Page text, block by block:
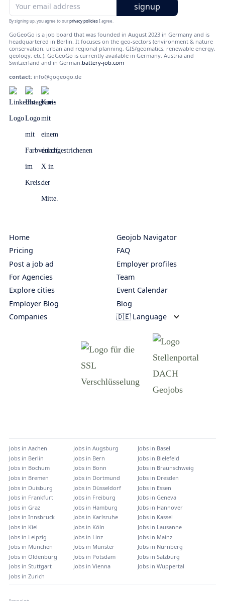
By signing up, you agree to ourprivacy policiesI agree.
GoGeoGo is a job board that was founded in August 2023 in Germany and is
headquartered in Berlin. It focuses on the geo-sectors (environment & nature
conservation, urban and regional planning, GIS/geomatics, renewable energy,
geology, etc.). GoGeoGo is currently available in Germany, Austria and
Switzerland and in German. battery-job.com
contact: info@gogeogo.de
Home
Pricing
Post a job ad
For Agencies
Explore cities
Employer Blog
Companies
Geojob Navigator
FAQ
Employer profiles
Team
Event Calendar
Blog
🇩🇪 Language
Jobs in Aachen Jobs in Augsburg Jobs in Basel
Jobs in Berlin Jobs in Bern Jobs in Bielefeld
Jobs in Bochum Jobs in Bonn Jobs in Braunschweig
Jobs in Bremen Jobs in Dortmund Jobs in Dresden
Jobs in Duisburg Jobs in Düsseldorf Jobs in Essen
Jobs in Frankfurt Jobs in Freiburg Jobs in Geneva
Jobs in Graz Jobs in Hamburg Jobs in Hannover
Jobs in Innsbruck Jobs in Karlsruhe Jobs in Kassel
Jobs in Kiel Jobs in Köln Jobs in Lausanne
Jobs in Leipzig Jobs in Linz Jobs in Mainz
Jobs in München Jobs in Münster Jobs in Nürnberg
Jobs in Oldenburg Jobs in Potsdam Jobs in Salzburg
Jobs in Stuttgart Jobs in Vienna Jobs in Wuppertal
Jobs in Zurich